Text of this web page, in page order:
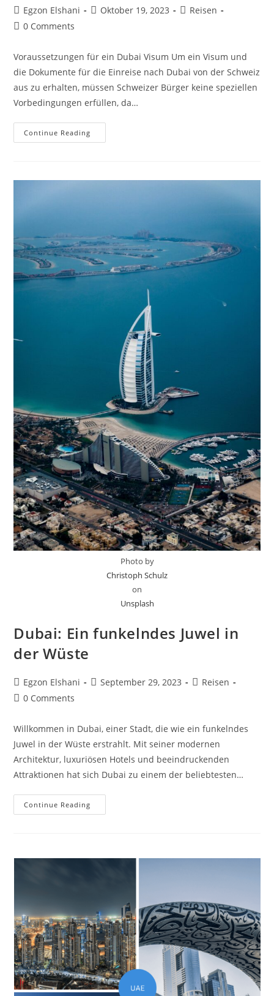
Egzon Elshani Oktober 19, 2023
Reisen
0 Comments
Voraussetzungen für ein Dubai Visum Um ein Visum und
die Dokumente für die Einreise nach Dubai von der Schweiz
aus zu erhalten, müssen Schweizer Bürger keine speziellen
Vorbedingungen erfüllen, da…
Continue Reading
Photo by
Christoph Schulz
on
Unsplash
Dubai: Ein funkelndes Juwel in
der Wüste
Egzon Elshani September 29, 2023
Reisen
0 Comments
Willkommen in Dubai, einer Stadt, die wie ein funkelndes
Juwel in der Wüste erstrahlt. Mit seiner modernen
Architektur, luxuriösen Hotels und beeindruckenden
Attraktionen hat sich Dubai zu einem der beliebtesten…
Continue Reading